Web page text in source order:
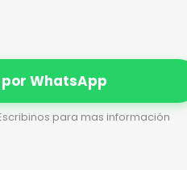
WhatsApp
para mas información